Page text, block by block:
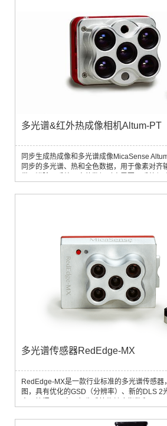
多光谱&红外热成像相机Altum-PT
同步生成热成像和多光谱成像MicaSense
同步的多光谱、热和全色数据，用于像素对齐
Altum相比，多光谱和热数据的空间分辨率提
多光谱传感器RedEdge-MX
RedEdge-MX是一款行业标准的多光谱传感器
图，具有优化的GSD（分辨率）、新的DLS 2
使它能够与各种各样的无人驾驶飞机系统使用